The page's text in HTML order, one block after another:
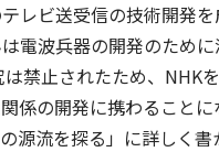
レビ送受信の技術開発
電波兵器の開発のため
禁止されたため、NHK
係の開発に携わることに
源流を探る」に詳しく書